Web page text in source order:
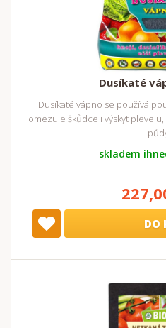
Dusíkaté
Dusíkaté vápno se používá
omezuje škůdce i výskyt
skladem
DO